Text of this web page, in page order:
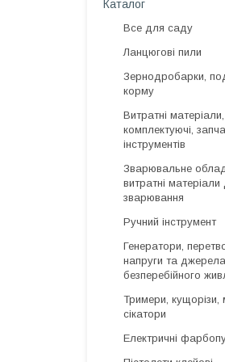
Каталог
Все для саду
Ланцюгові пили
Зернодробарки,
корму
Витратні матеріали,
комплектуючі,
інструментів
Зварювальне
витратні матеріали
зварювання
Ручний інструмент
Генератори,
напруги та джерела
безперебійного
Тримери, кущорізи,
сікатори
Електричні